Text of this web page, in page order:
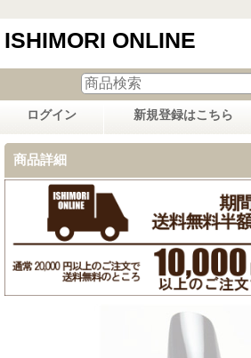
ISHIMORI ONLINE
ログイン 新規登録はこちら
商品詳細